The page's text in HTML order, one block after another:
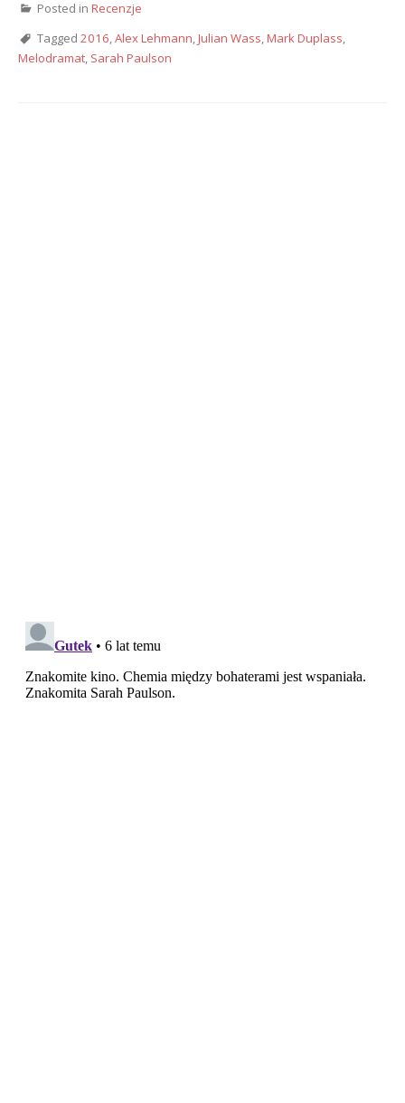
Posted in Recenzje
Tagged 2016,Alex Lehmann,Julian Wass,Mark Duplass,
Melodramat, Sarah Paulson